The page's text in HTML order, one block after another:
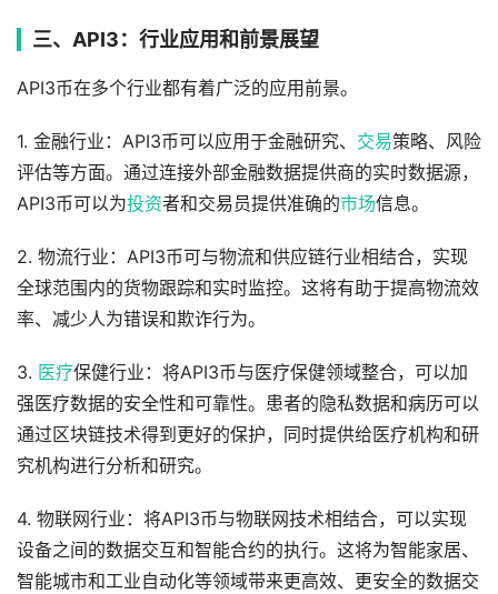
三、API3：行业应用和前景展望
API3币在多个行业都有着广泛的应用前景。
1. 金融行业：API3币可以应用于金融研究、 交易策略、风险
评估等方面。通过连接外部金融数据提供商的实时数据源，
API3币可以为投资者和交易员提供准确的市场信息。
2. 物流行业：API3币可与物流和供应链行业相结合，实现
全球范围内的货物跟踪和实时监控。这将有助于提高物流效
率、减少人为错误和欺诈行为。
3. 医疗保健行业：将API3币与医疗保健领域整合，可以加
强医疗数据的安全性和可靠性。患者的隐私数据和病历可以
通过区块链技术得到更好的保护，同时提供给医疗机构和研
究机构进行分析和研究。
4. 物联网行业：将API3币与物联网技术相结合，可以实现
设备之间的数据交互和智能合约的执行。这将为智能家居、
智能城市和工业自动化等领域带来更高效、更安全的数据交